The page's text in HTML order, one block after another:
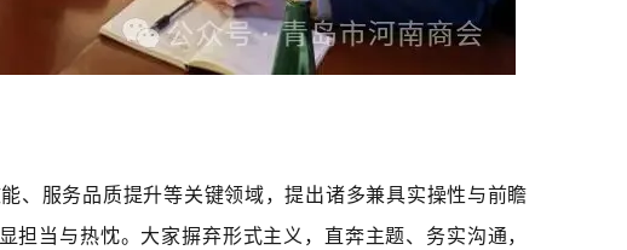
服务品质提升等关键领域，提出诸多兼具实操性与前瞻
当与热忱。大家摒弃形式主义，直奔主题、务实沟通，